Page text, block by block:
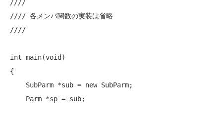
////
//// 各メンバ関数の実装は省略
////
int main(void )
{
    SubParm *sub =
new SubParm;